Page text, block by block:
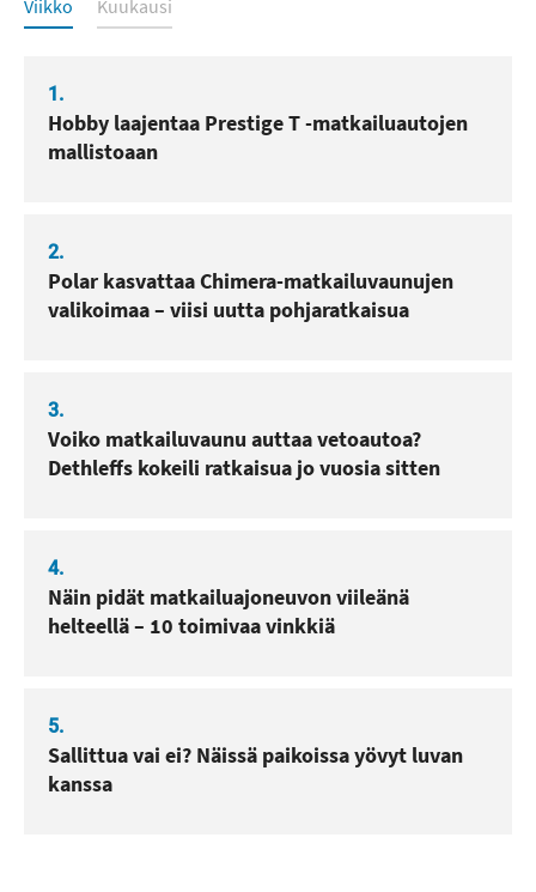
Viikko Kuukausi
1.
Hobby laajentaa Prestige T -matkailuautojen
mallistoaan
2.
Polar kasvattaa Chimera-matkailuvaunujen
valikoimaa – viisi uutta pohjaratkaisua
3.
Voiko matkailuvaunu auttaa vetoautoa?
Dethleffs kokeili ratkaisua jo vuosia sitten
4.
Näin pidät matkailuajoneuvon viileänä
helteellä – 10 toimivaa vinkkiä
5.
Sallittua vai ei? Näissä paikoissa yövyt luvan
kanssa